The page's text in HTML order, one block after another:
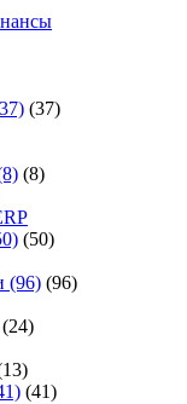
(37)
(8)
(50)
(96) (96)
(24)
(41)